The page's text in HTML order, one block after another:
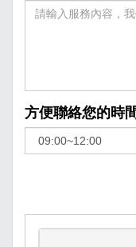
方便聯絡您的時